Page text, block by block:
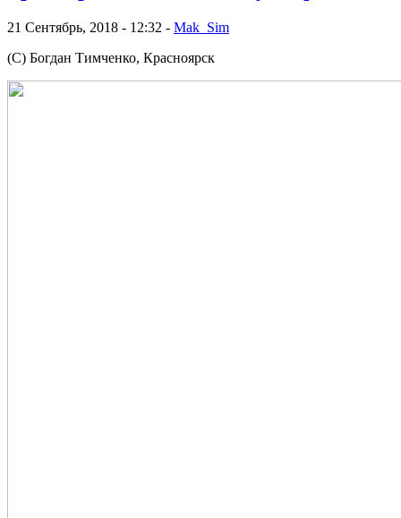
21 Сентябрь, 2018 - 12:32 - Mak_Sim
(С) Богдан Тимченко, Красноярск